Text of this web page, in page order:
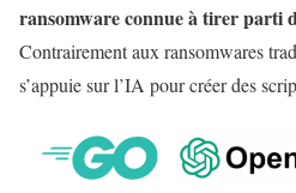
ransomware connue à tirer parti
Contrairement aux ransomwares
s’appuie sur l’IA pour créer des